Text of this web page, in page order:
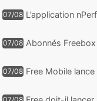
07/08 L’application
07/08 Abonnés
07/08 Free Mobile